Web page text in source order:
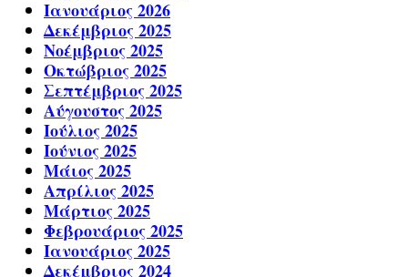
Ιανουάριος 2026
Δεκέμβριος 2025
Νοέμβριος 2025
Οκτώβριος 2025
Σεπτέμβριος 2025
Αύγουστος 2025
Ιούλιος 2025
Ιούνιος 2025
Μάιος 2025
Απρίλιος 2025
Μάρτιος 2025
Φεβρουάριος 2025
Ιανουάριος 2025
Δεκέμβριος 2024